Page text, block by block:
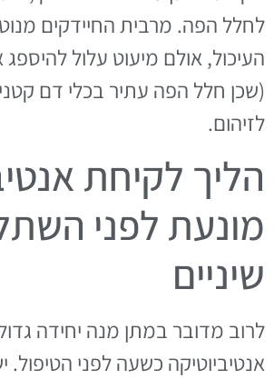
לחלל הפה. מרבית החיידקים
העיכול, אולם מיעוט עלול
(שכן חלל הפה עתיר בכלי דם
לזיהום.
הליך לקיחת
מונעת לפני
שיניים
לרוב מדובר במתן מנה יחידה
אנטיביוטיקה כשעה לפני הטיפול.